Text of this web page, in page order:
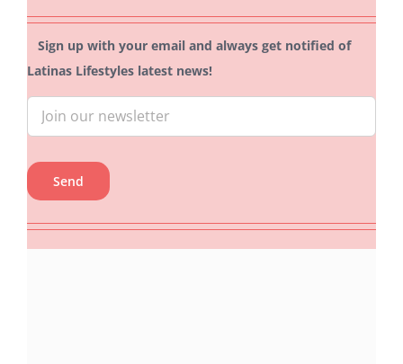
Sign up with your email and always get notified of
Latinas Lifestyles latest news!